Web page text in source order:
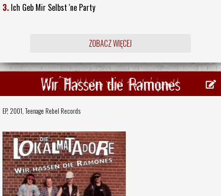
3. Ich Geb Mir Selbst 'ne Party
ZOBACZ WIĘCEJ
Wir Hassen die Ramones
EP, 2001, Teenage Rebel Records